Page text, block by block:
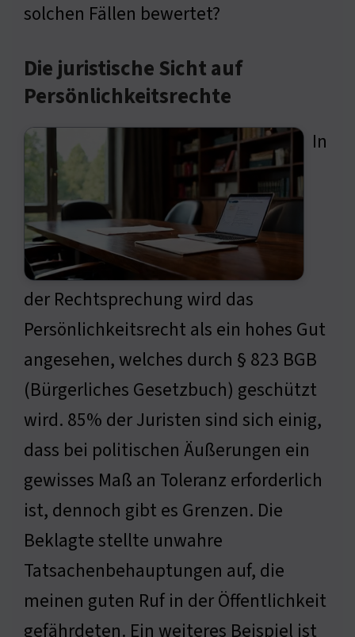
solchen Fällen bewertet?
Die juristische Sicht auf
Persönlichkeitsrechte
In
der Rechtsprechung wird das
Persönlichkeitsrecht als ein hohes Gut
angesehen, welches durch § 823 BGB
(Bürgerliches Gesetzbuch) geschützt
wird. 85% der Juristen sind sich einig,
dass bei politischen Äußerungen ein
gewisses Maß an Toleranz erforderlich
ist, dennoch gibt es Grenzen. Die
Beklagte stellte unwahre
Tatsachenbehauptungen auf, die
meinen guten Ruf in der Öffentlichkeit
gefährdeten. Ein weiteres Beispiel ist